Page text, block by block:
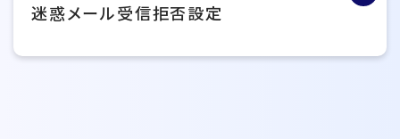
迷惑メール受信拒否設定